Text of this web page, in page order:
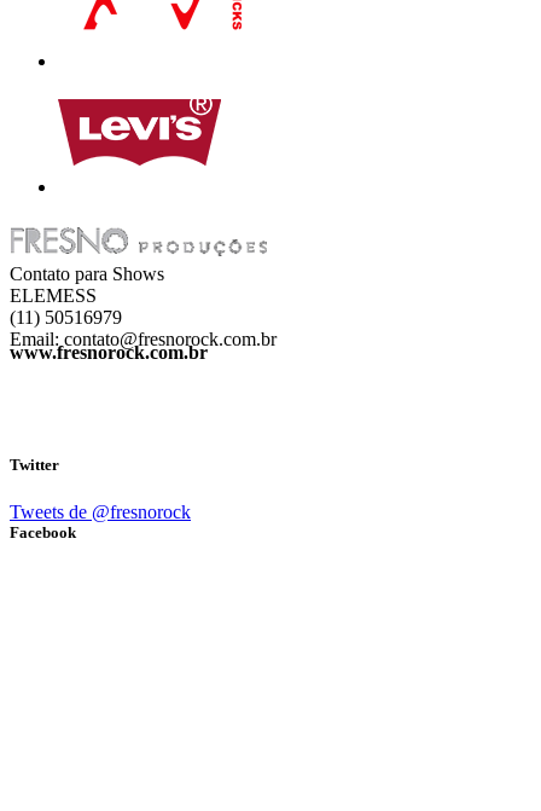
Contato para Shows
ELEMESS
(11) 50516979
Email: contato@fresnorock.com.br
www.fresnorock.com.br
Twitter
Tweets de @fresnorock
Facebook